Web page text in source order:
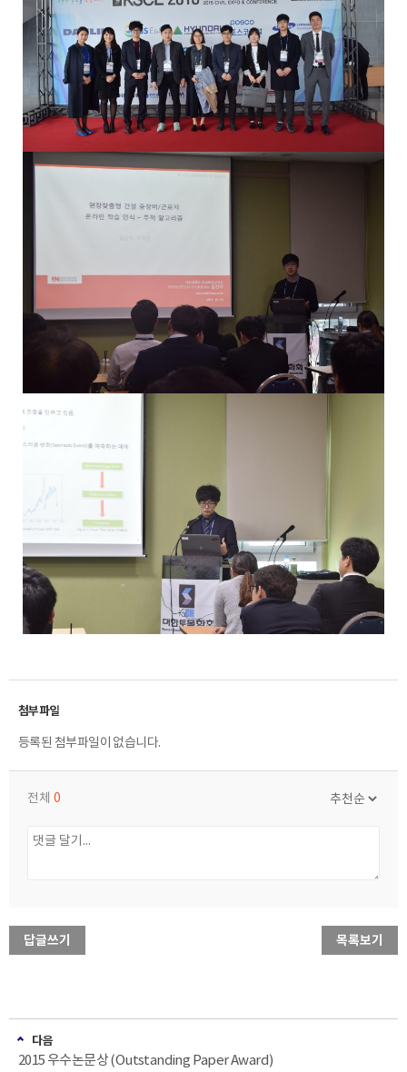
등록된 첨부파일이 없습니다.
전체 0
답글쓰기 목록보기
다음
2015 우수논문상 (Outstanding Paper Award)